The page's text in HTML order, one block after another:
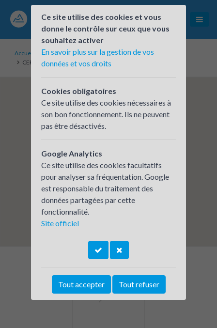
Accueil
Établissements inscrits
CERFRANCE DES SAVOIE BONNEVILLE
Ce site utilise des cookies et vous
donne le contrôle sur ceux que vous
souhaitez activer
En savoir plus sur la gestion de vos
données et vos droits
Cookies obligatoires
Ce site utilise des cookies nécessaires à
son bon fonctionnement. Ils ne peuvent
pas être désactivés.
Google Analytics
Ce site utilise des cookies facultatifs
pour analyser sa fréquentation. Google
est responsable du traitement des
données partagées par cette
fonctionnalité.
Site officiel
Tout accepter Tout refuser